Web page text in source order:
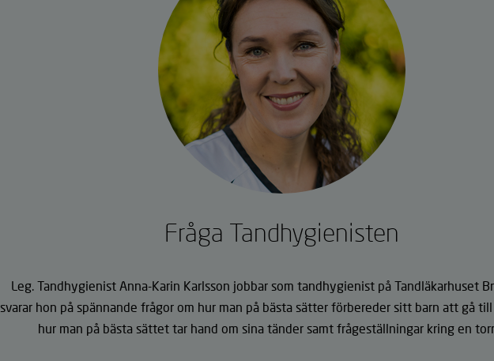
Fråga Tandhygienisten
Leg. Tandhygienist Anna-Karin Karlsson jobbar som tandhygienist på Tandläkarhuset
svarar hon på spännande frågor om hur man på bästa sätter förbereder sitt barn att gå
hur man på bästa sättet tar hand om sina tänder samt frågeställningar kring en